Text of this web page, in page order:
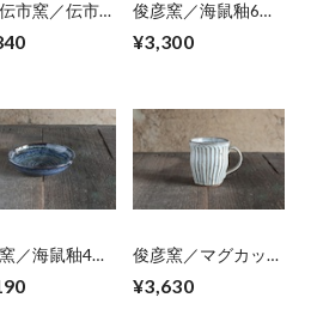
市窯／伝市鉢
俊彦窯／海鼠釉6寸
¥3,300
／海鼠釉4寸
俊彦窯／マグカッ
プ 05
¥3,630